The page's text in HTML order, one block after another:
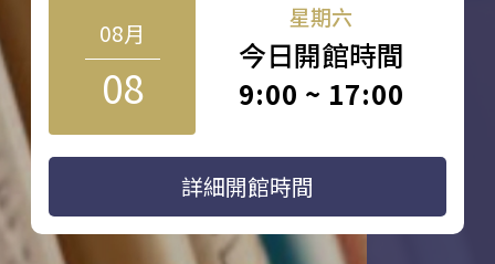
08月
08
星期六
今日開館時間
9:00 ~ 17:00
詳細開館時間